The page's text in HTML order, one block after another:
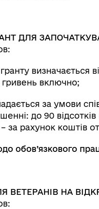
ДЛЯ
гривень включно;
за умови
до 90
– за рахунок коштів
обов’язкового
ВЕТЕРАНІВ НА